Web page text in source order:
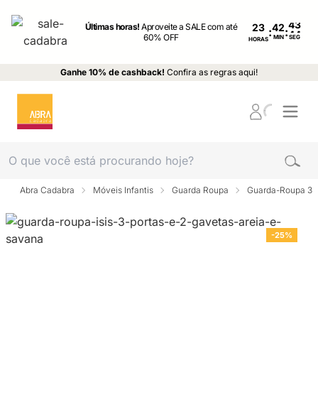
Últimas horas!Aproveite a SALE com até
60% OFF
23
HORAS: MIN : SEG
Ganhe 10% de cashback! Confira as regras aqui!
Abra Cadabra Móveis Infantis Guarda Roupa Guarda-Roupa 3
-25%